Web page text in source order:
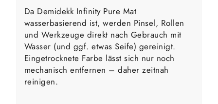
Da Demidekk Infinity Pure Mat
wasserbasierend ist, werden Pinsel, Rollen
und Werkzeuge direkt nach Gebrauch mit
Wasser (und ggf. etwas Seife) gereinigt.
Eingetrocknete Farbe lässt sich nur noch
mechanisch entfernen – daher zeitnah
reinigen.